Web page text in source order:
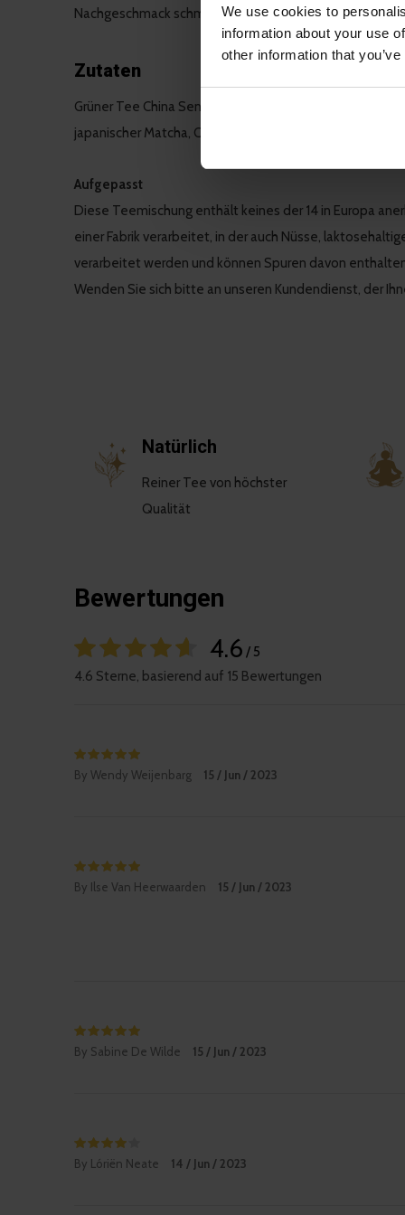
We use cookies to
information about your use
other information that
Nachgeschmack schmeckst du der Chili und den Ingwer.
Zutaten
Grüner Tee China Sencha, Ingwer, Zimt, Orange, weißer
japanischer Matcha, Chili und Ginseng.
Aufgepasst
Diese Teemischung enthält keines der 14 in Europa
einer Fabrik verarbeitet, in der auch Nüsse,
verarbeitet werden und können Spuren davon
Wenden Sie sich bitte an unseren Kundendienst, der
Natürlich
Reiner Tee von höchster
Qualität
Bewertungen
4.6 / 5
4.6 Sterne, basierend auf 15 Bewertungen
By Wendy Weijenbarg 15 / Jun / 2023
By Ilse Van Heerwaarden 15 / Jun / 2023
By Sabine De Wilde 15 / Jun / 2023
By Lóriën Neate 14 / Jun / 2023